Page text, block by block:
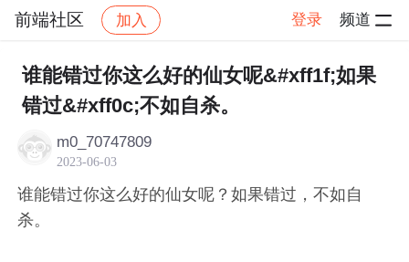
前端社区 加入 登录 频道
社区 前端社区 感慨 帖子详情
谁能错过你这么好的仙女呢&#xff1f;如果
错过&#xff0c;不如自杀。
m0_70747809
2023-06-03
谁能错过你这么好的仙女呢？如果错过，不如自
杀。